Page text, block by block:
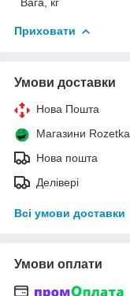
Приховати
Умови доставки
Нова Пошта
Магазини Rozetka
Нова пошта
Делівері
Всі умови доставки
Умови оплати